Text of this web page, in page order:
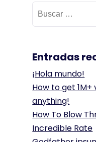
Buscar:
Entradas
¡Hola mundo!
How to get
anything!
How To Blow
Incredible Rate